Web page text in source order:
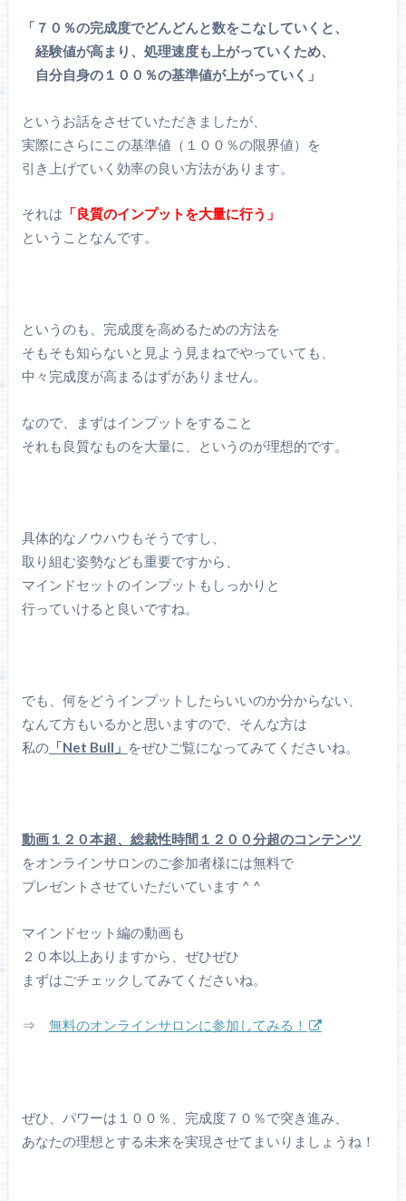
「７０％の完成度でどんどんと数をこなしていくと、
経験値が高まり、処理速度も上がっていくため、
自分自身の１００％の基準値が上がっていく」
というお話をさせていただきましたが、
実際にさらにこの基準値（１００％の限界値）を
引き上げていく効率の良い方法があります。
それは 「良質のインプットを大量に行う」
ということなんです。
というのも、完成度を高めるための方法を
そもそも知らないと見よう見まねでやっていても、
中々完成度が高まるはずがありません。
なので、まずはインプットをすること
それも良質なものを大量に、というのが理想的です。
具体的なノウハウもそうですし、
取り組む姿勢なども重要ですから、
マインドセットのインプットもしっかりと
行っていけると良いですね。
でも、何をどうインプットしたらいいのか分からない、
なんて方もいるかと思いますので、そんな方は
私の「Net Bull」 をぜひご覧になってみてくださいね。
動画１２０本超、総裁性時間１２００分超のコンテンツ
をオンラインサロンのご参加者様には無料で
プレゼントさせていただいています ^ ^
マインドセット編の動画も
２０本以上ありますから、ぜひぜひ
まずはごチェックしてみてくださいね。
⇒ 無料のオンラインサロンに参加してみる！
ぜひ、パワーは１００％、完成度７０％で突き進み、
あなたの理想とする未来を実現させてまいりましょうね！